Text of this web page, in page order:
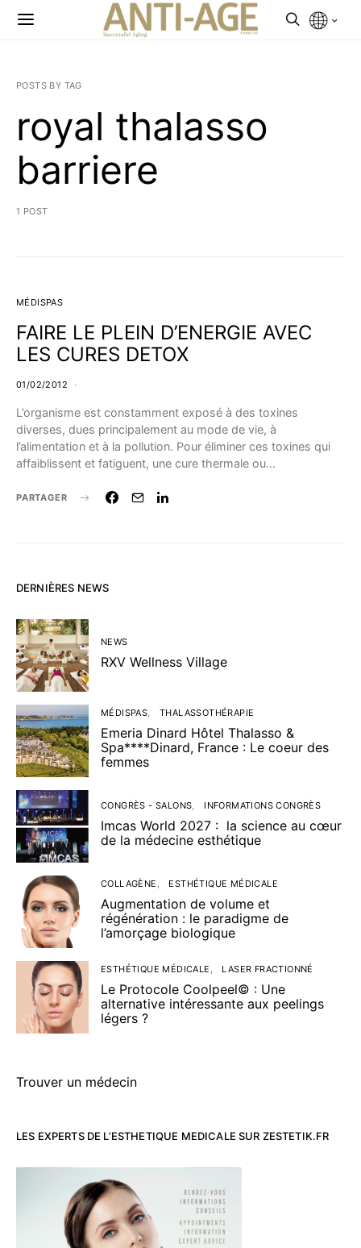
POSTS BY TAG
royal thalasso
barriere
1 POST
MÉDISPAS
FAIRE LE PLEIN D’ENERGIE AVEC
LES CURES DETOX
01/02/2012
L’organisme est constamment exposé à des toxines
diverses, dues principalement au mode de vie, à
l’alimentation et à la pollution. Pour éliminer ces toxines qui
affaiblissent et fatiguent, une cure thermale ou…
PARTAGER
DERNIÈRES NEWS
NEWS
RXV Wellness Village
MÉDISPAS THALASSOTHÉRAPIE
Emeria Dinard Hôtel Thalasso &
Spa****Dinard, France : Le coeur des
femmes
CONGRÈS - SALONS INFORMATIONS CONGRÈS
Imcas World 2027 : la science au cœur
de la médecine esthétique
COLLAGÈNE ESTHÉTIQUE MÉDICALE
Augmentation de volume et
régénération : le paradigme de
l’amorçage biologique
ESTHÉTIQUE MÉDICALE LASER FRACTIONNÉ
Le Protocole Coolpeel© : Une
alternative intéressante aux peelings
légers ?
Trouver un médecin
LES EXPERTS DE L’ESTHETIQUE MEDICALE SUR ZESTETIK.FR